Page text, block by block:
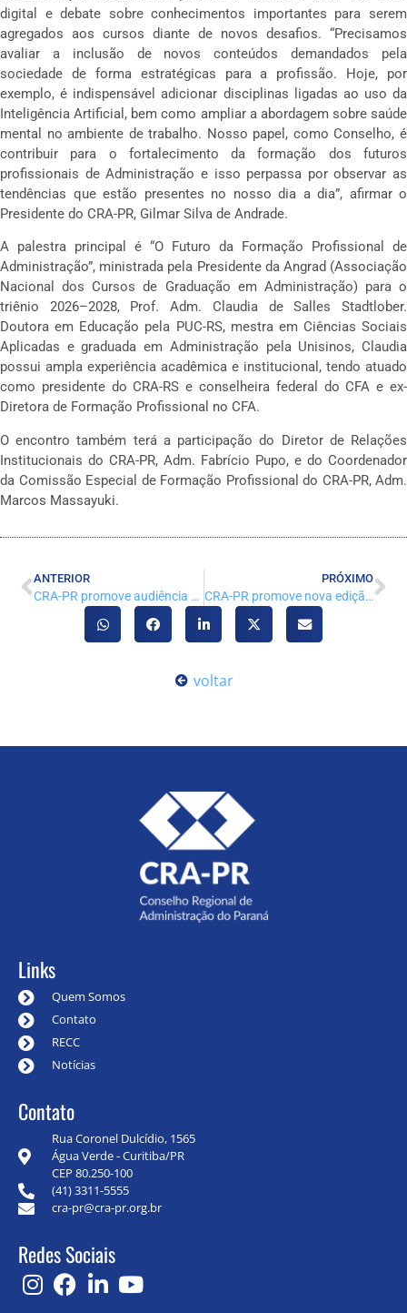
digital e debate sobre conhecimentos importantes para serem
agregados aos cursos diante de novos desafios. “Precisamos
avaliar a inclusão de novos conteúdos demandados pela
sociedade de forma estratégicas para a profissão. Hoje, por
exemplo, é indispensável adicionar disciplinas ligadas ao uso da
Inteligência Artificial, bem como ampliar a abordagem sobre saúde
mental no ambiente de trabalho. Nosso papel, como Conselho, é
contribuir para o fortalecimento da formação dos futuros
profissionais de Administração e isso perpassa por observar as
tendências que estão presentes no nosso dia a dia”, afirmar o
Presidente do CRA-PR, Gilmar Silva de Andrade.
A palestra principal é “O Futuro da Formação Profissional de
Administração”, ministrada pela Presidente da Angrad (Associação
Nacional dos Cursos de Graduação em Administração) para o
triênio 2026–2028, Prof. Adm. Claudia de Salles Stadtlober.
Doutora em Educação pela PUC-RS, mestra em Ciências Sociais
Aplicadas e graduada em Administração pela Unisinos, Claudia
possui ampla experiência acadêmica e institucional, tendo atuado
como presidente do CRA-RS e conselheira federal do CFA e ex-
Diretora de Formação Profissional no CFA.
O encontro também terá a participação do Diretor de Relações
Institucionais do CRA-PR, Adm. Fabrício Pupo, e do Coordenador
da Comissão Especial de Formação Profissional do CRA-PR, Adm.
Marcos Massayuki.
ANTERIOR
CRA-PR promove audiência de conciliação para regularização de débitos
PRÓXIMO
CRA-PR promove nova edição da Mentoria para Empreendedoras e Administradoras
voltar
Links
Quem Somos
Contato
RECC
Notícias
Contato
Rua Coronel Dulcídio, 1565
Água Verde - Curitiba/PR
CEP 80.250-100
(41) 3311-5555
cra-pr@cra-pr.org.br
Redes Sociais